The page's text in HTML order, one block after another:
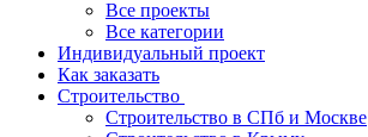
Все проекты
Все категории
Индивидуальный проект
Как заказать
Строительство
Строительство в СПб и Москве